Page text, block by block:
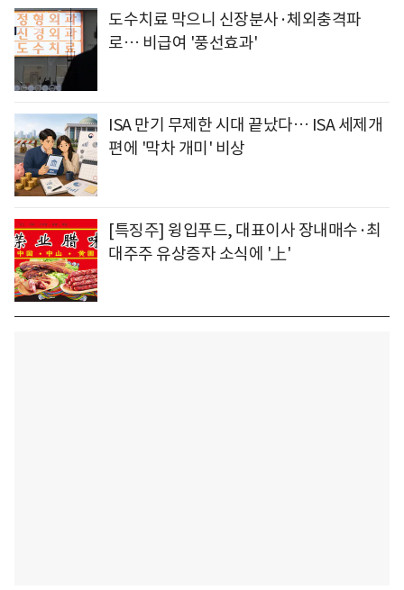
도수치료 막으니 신장분사·체외충격파
로… 비급여 '풍선효과'
ISA 만기 무제한 시대 끝났다… ISA 세제개
편에 '막차 개미' 비상
[특징주] 윙입푸드, 대표이사 장내매수·최
대주주 유상증자 소식에 '上'